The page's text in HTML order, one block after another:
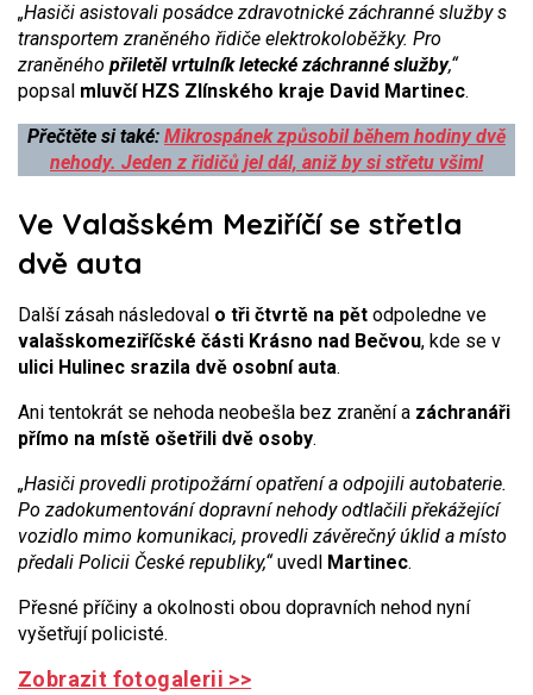
„Hasiči asistovali posádce zdravotnické záchranné služby s
transportem zraněného řidiče elektrokoloběžky. Pro
zraněného přiletěl vrtulník letecké záchranné služby,“
popsal mluvčí HZS Zlínského kraje David Martinec.
Přečtěte si také: Mikrospánek způsobil během hodiny dvě
nehody. Jeden z řidičů jel dál, aniž by si střetu všiml
Ve Valašském Meziříčí se střetla
dvě auta
Další zásah následoval o tři čtvrtě na pět odpoledne ve
valašskomeziříčské části Krásno nad Bečvou, kde se v
ulici Hulinec srazila dvě osobní auta.
Ani tentokrát se nehoda neobešla bez zranění a záchranáři
přímo na místě ošetřili dvě osoby.
„Hasiči provedli protipožární opatření a odpojili autobaterie.
Po zadokumentování dopravní nehody odtlačili překážející
vozidlo mimo komunikaci, provedli závěrečný úklid a místo
předali Policii České republiky,“uvedl Martinec.
Přesné příčiny a okolnosti obou dopravních nehod nyní
vyšetřují policisté.
Zobrazit fotogalerii >>